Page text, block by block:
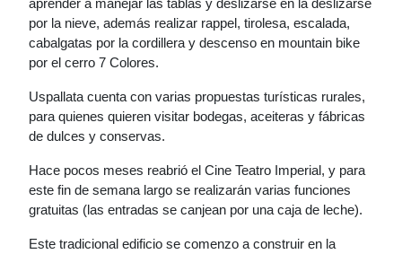
aprender a manejar las tablas y deslizarse en la deslizarse
por la nieve, además realizar rappel, tirolesa, escalada,
cabalgatas por la cordillera y descenso en mountain bike
por el cerro 7 Colores.
Uspallata cuenta con varias propuestas turísticas rurales,
para quienes quieren visitar bodegas, aceiteras y fábricas
de dulces y conservas.
Hace pocos meses reabrió el Cine Teatro Imperial, y para
este fin de semana largo se realizarán varias funciones
gratuitas (las entradas se canjean por una caja de leche).
Este tradicional edificio se comenzo a construir en la